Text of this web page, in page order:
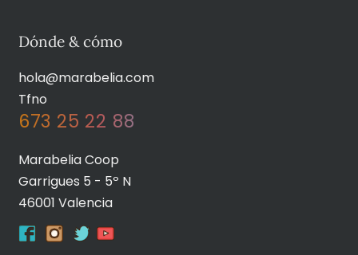
Dónde & cómo
hola@marabelia.com
Tfno
673 25 22 88
Marabelia Coop
Garrigues 5 - 5º N
46001 Valencia